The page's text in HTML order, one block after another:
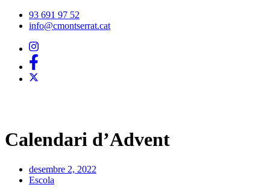
Vés
93 691 97 52
info@cmontserrat.cat
Calendari d’Advent
desembre 2, 2022
Escola